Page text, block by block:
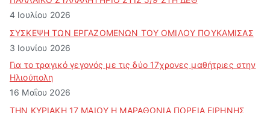
ν
4 Ιουλίου 2026
ΣΥΣΚΕΨΗ ΤΩΝ ΕΡΓΑΖΟΜΕΝΩΝ ΤΟΥ ΟΜΙΛΟΥ ΠΟΥΚΑΜΙΣΑΣ
3 Ιουνίου 2026
Για το τραγικό γεγονός με τις δύο 17χρονες μαθήτριες στην
Ηλιούπολη
16 Μαΐου 2026
ΤΗΝ ΚΥΡΙΑΚΗ 17 ΜΑΙΟΥ Η ΜΑΡΑΘΩΝΙΑ ΠΟΡΕΙΑ ΕΙΡΗΝΗΣ